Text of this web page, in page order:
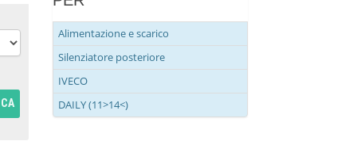
Alimentazione e scarico
Silenziatore posteriore
IVECO
DAILY (11>14<)